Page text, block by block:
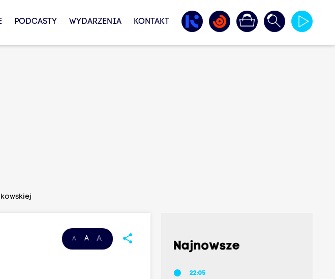
PODCASTY WYDARZENIA KONTAKT
A A A share
Najnowsze
22:05